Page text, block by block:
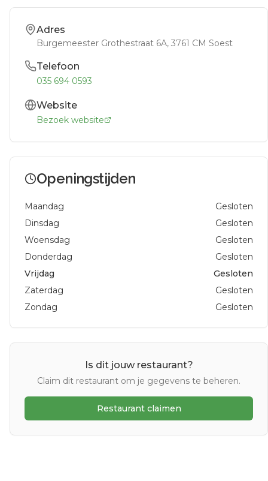
Adres
Burgemeester Grothestraat 6A, 3761 CM Soest
Telefoon
035 694 0593
Website
Bezoek website
Openingstijden
Maandag
Gesloten
Dinsdag
Gesloten
Woensdag
Gesloten
Donderdag
Gesloten
Vrijdag
Gesloten
Zaterdag
Gesloten
Zondag
Gesloten
Is dit jouw restaurant?
Claim dit restaurant om je gegevens te beheren.
Restaurant claimen